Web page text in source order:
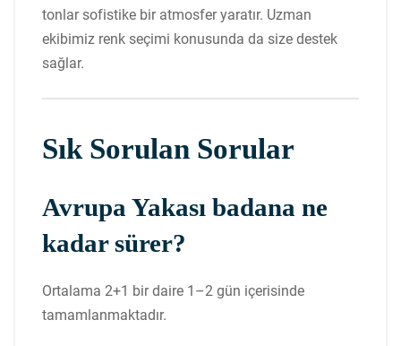
tonlar sofistike bir atmosfer yaratır. Uzman
ekibimiz renk seçimi konusunda da size destek
sağlar.
Sık Sorulan Sorular
Avrupa Yakası badana ne
kadar sürer?
Ortalama 2+1 bir daire 1–2 gün içerisinde
tamamlanmaktadır.